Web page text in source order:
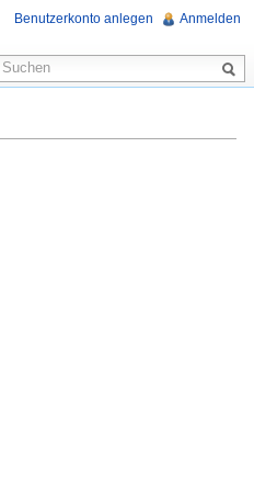
Benutzerkonto anlegen Anmelden